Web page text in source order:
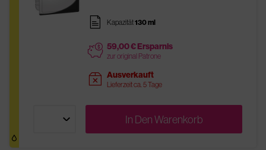
pages Kapazität130 ml
price 59,00 € Ersparnis
zur original Patrone
sold Ausverkauft
Lieferzeit ca. 5 Tage
In DenWarenkorb